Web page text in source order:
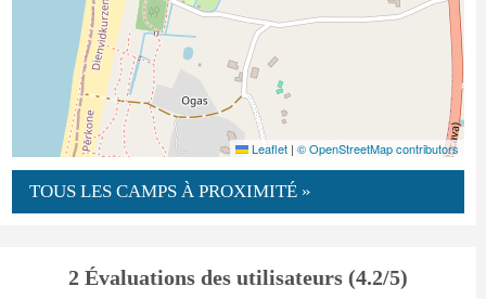
Leaflet | © OpenStreetMap contributors
TOUS LES CAMPS À PROXIMITÉ »
2 Évaluations des utilisateurs (4.2/5)